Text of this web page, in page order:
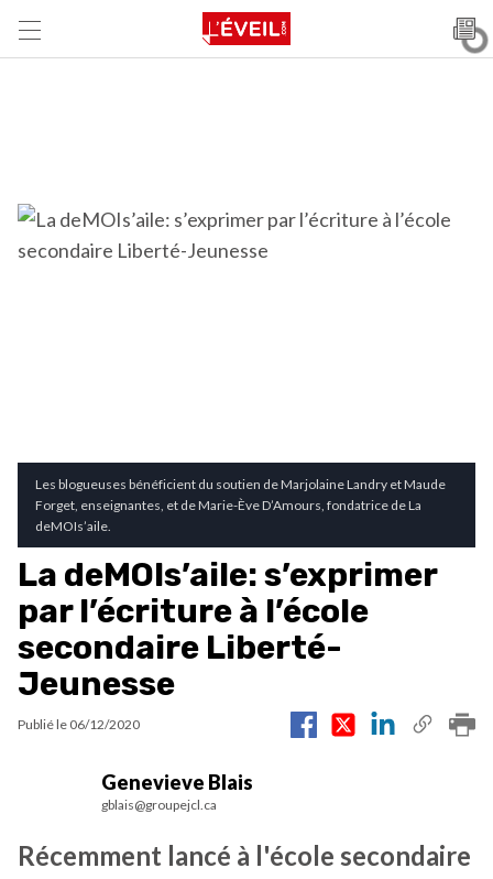
Les blogueuses bénéficient du soutien de Marjolaine Landry et Maude
Forget, enseignantes, et de Marie-Ève D’Amours, fondatrice de La
deMOIs’aile.
La deMOIs’aile: s’exprimer
par l’écriture à l’école
secondaire Liberté-
Jeunesse
Publié le 06/12/2020
Genevieve Blais
gblais@groupejcl.ca
Récemment lancé à l'école secondaire